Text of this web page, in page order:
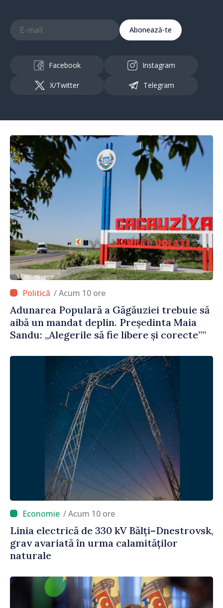
Abonează-te
Facebook Instagram
X/Twitter Telegram
/ Acum 10 ore
Adunarea Populară a Găgăuziei trebuie să
aibă un mandat deplin. Președinta Maia
Sandu: „Alegerile să fie libere și corecte””
/ Acum 10 ore
Linia electrică de 330 kV Bălți–Dnestrovsk,
grav avariată în urma calamităților
naturale